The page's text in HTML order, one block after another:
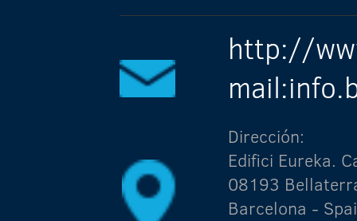
http://
Dirección:
Edifici Eureka.
08193
Barcelona -